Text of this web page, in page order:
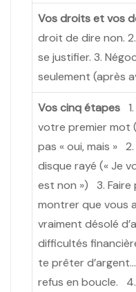
Vos droits et vos
droit de dire non.
se justifier. 3.
seulement (après
Vos cinq étapes
votre premier mot
pas « oui, mais »
disque rayé (« Je
est non ») 3. Faire
montrer que vous
vraiment désolé
difficultés
te prêter
refus en boucle.